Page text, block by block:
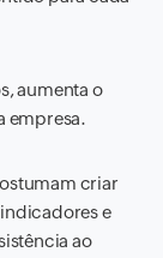
aumenta o
empresa.
criar
e
ao